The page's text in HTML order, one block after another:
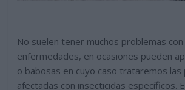
No suelen tener muchos problemas
enfermedades, en ocasiones pueden
o babosas en cuyo caso trataremos las
afectadas con insecticidas específicos.